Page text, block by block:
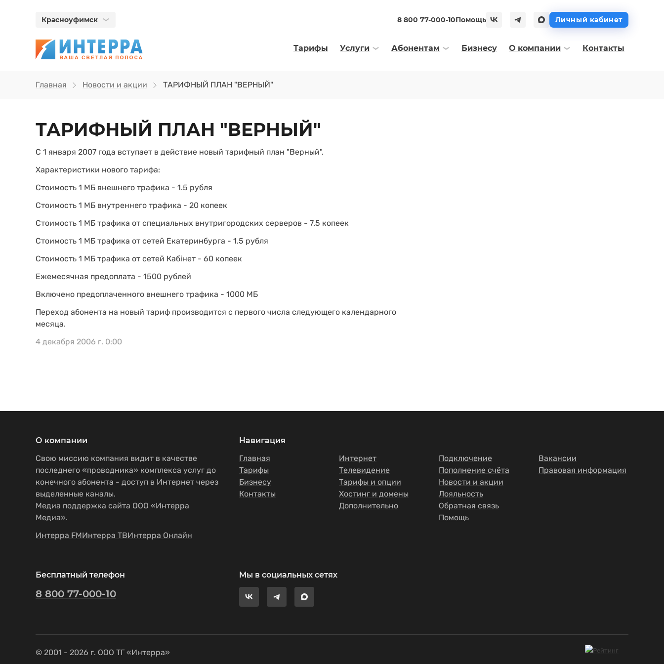
Красноуфимск 8 800 77-000-10Помощь Личный кабинет
Тарифы Услуги Абонентам Бизнесу О компании Контакты
Главная Новости и акции ТАРИФНЫЙ ПЛАН "ВЕРНЫЙ"
ТАРИФНЫЙ ПЛАН "ВЕРНЫЙ"
С 1 января 2007 года вступает в действие новый тарифный план "Верный".
Характеристики нового тарифа:
Стоимость 1 МБ внешнего трафика - 1.5 рубля
Стоимость 1 МБ внутреннего трафика - 20 копеек
Стоимость 1 МБ трафика от специальных внутригородских серверов - 7.5 копеек
Стоимость 1 МБ трафика от сетей Екатеринбурга - 1.5 рубля
Стоимость 1 МБ трафика от сетей Кабiнет - 60 копеек
Ежемесячная предоплата - 1500 рублей
Включено предоплаченного внешнего трафика - 1000 МБ
Переход абонента на новый тариф производится с первого числа следующего календарного
месяца.
4 декабря 2006 г. 0:00
О компании
Свою миссию компания видит в качестве
последнего «проводника» комплекса услуг до
конечного абонента - доступ в Интернет через
выделенные каналы.
Медиа поддержка сайта ООО «Интерра
Медиа».
Интерра FMИнтерра ТВИнтерра Онлайн
Навигация
Главная
Тарифы
Бизнесу
Контакты
Интернет
Телевидение
Тарифы и опции
Хостинг и домены
Дополнительно
Подключение
Пополнение счёта
Новости и акции
Лояльность
Обратная связь
Помощь
Вакансии
Правовая информация
Бесплатный телефон
8 800 77-000-10
Мы в социальных сетях
© 2001 - 2026 г. ООО ТГ «Интерра»